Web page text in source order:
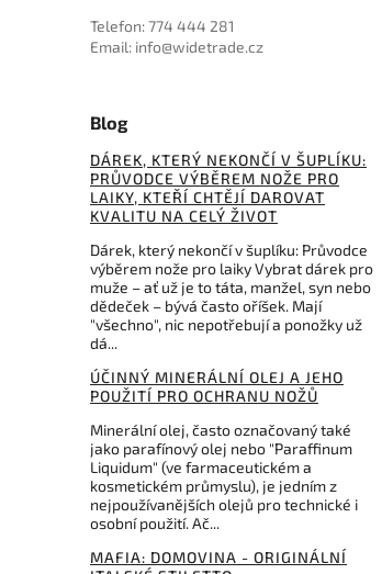
Telefon: 774 444 281
Email: info@widetrade.cz
Blog
DÁREK, KTERÝ NEKONČÍ V ŠUPLÍKU:
PRŮVODCE VÝBĚREM NOŽE PRO
LAIKY, KTEŘÍ CHTĚJÍ DAROVAT
KVALITU NA CELÝ ŽIVOT
Dárek, který nekončí v šuplíku: Průvodce
výběrem nože pro laiky Vybrat dárek pro
muže – ať už je to táta, manžel, syn nebo
dědeček – bývá často oříšek. Mají
"všechno", nic nepotřebují a ponožky už
dá...
ÚČINNÝ MINERÁLNÍ OLEJ A JEHO
POUŽITÍ PRO OCHRANU NOŽŮ
Minerální olej, často označovaný také
jako parafínový olej nebo "Paraffinum
Liquidum" (ve farmaceutickém a
kosmetickém průmyslu), je jedním z
nejpoužívanějších olejů pro technické i
osobní použití. Ač...
MAFIA: DOMOVINA - ORIGINÁLNÍ
Microtech Exocet
Stormtrooper White Tanto
White Aluminum
9 420 Kč
Do košíku